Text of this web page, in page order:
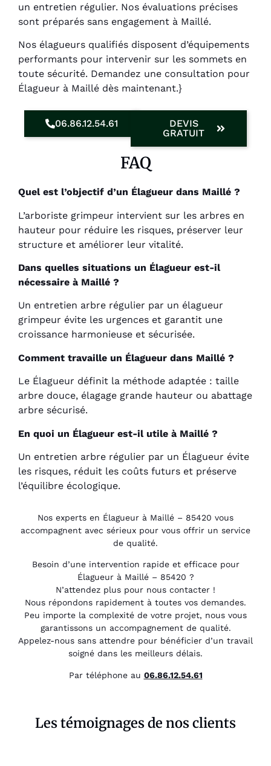
un entretien régulier. Nos évaluations précises
sont préparés sans engagement à Maillé.
Nos élagueurs qualifiés disposent d’équipements
performants pour intervenir sur les sommets en
toute sécurité. Demandez une consultation pour
Élagueur à Maillé dès maintenant.}
06.86.12.54.61
DEVIS
GRATUIT
FAQ
Quel est l’objectif d’un Élagueur dans Maillé ?
L’arboriste grimpeur intervient sur les arbres en
hauteur pour réduire les risques, préserver leur
structure et améliorer leur vitalité.
Dans quelles situations un Élagueur est-il
nécessaire à Maillé ?
Un entretien arbre régulier par un élagueur
grimpeur évite les urgences et garantit une
croissance harmonieuse et sécurisée.
Comment travaille un Élagueur dans Maillé ?
Le Élagueur définit la méthode adaptée : taille
arbre douce, élagage grande hauteur ou abattage
arbre sécurisé.
En quoi un Élagueur est-il utile à Maillé ?
Un entretien arbre régulier par un Élagueur évite
les risques, réduit les coûts futurs et préserve
l’équilibre écologique.
Nos experts en Élagueur à Maillé – 85420 vous
accompagnent avec sérieux pour vous offrir un service
de qualité.
Besoin d’une intervention rapide et efficace pour
Élagueur à Maillé – 85420 ?
N’attendez plus pour nous contacter !
Nous répondons rapidement à toutes vos demandes.
Peu importe la complexité de votre projet, nous vous
garantissons un accompagnement de qualité.
Appelez-nous sans attendre pour bénéficier d’un travail
soigné dans les meilleurs délais.
Par téléphone au 06.86.12.54.61
Les témoignages de nos clients